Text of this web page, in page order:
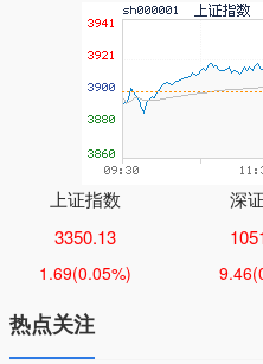
上证指数
3350.13
1.69(0.05%)
深
9.46
热点关注